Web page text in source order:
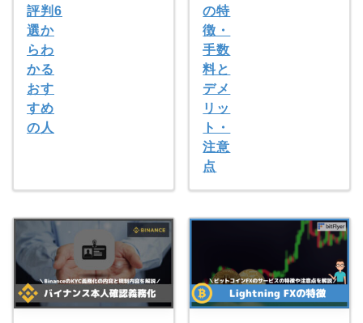
評判6
選か
らわ
かる
おす
すめ
の人
の特
徴・
手数
料と
デメ
リッ
ト・
注意
点